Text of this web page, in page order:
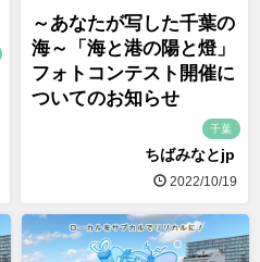
～あなたが写した千葉の
海～「海と港の陽と燈」
フォトコンテスト開催に
ついてのお知らせ
千葉
ちばみなとjp
2022/10/19